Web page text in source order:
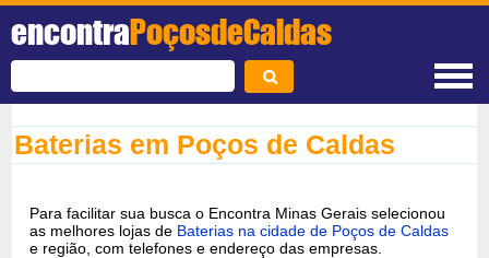
encontraPoçosdeCaldas
Baterias em Poços de Caldas
Para facilitar sua busca o Encontra Minas Gerais selecionou
as melhores lojas de Baterias na cidade de Poços de Caldas
e região, com telefones e endereço das empresas.